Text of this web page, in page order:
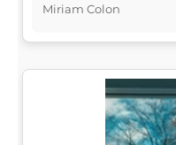
Miriam Colon